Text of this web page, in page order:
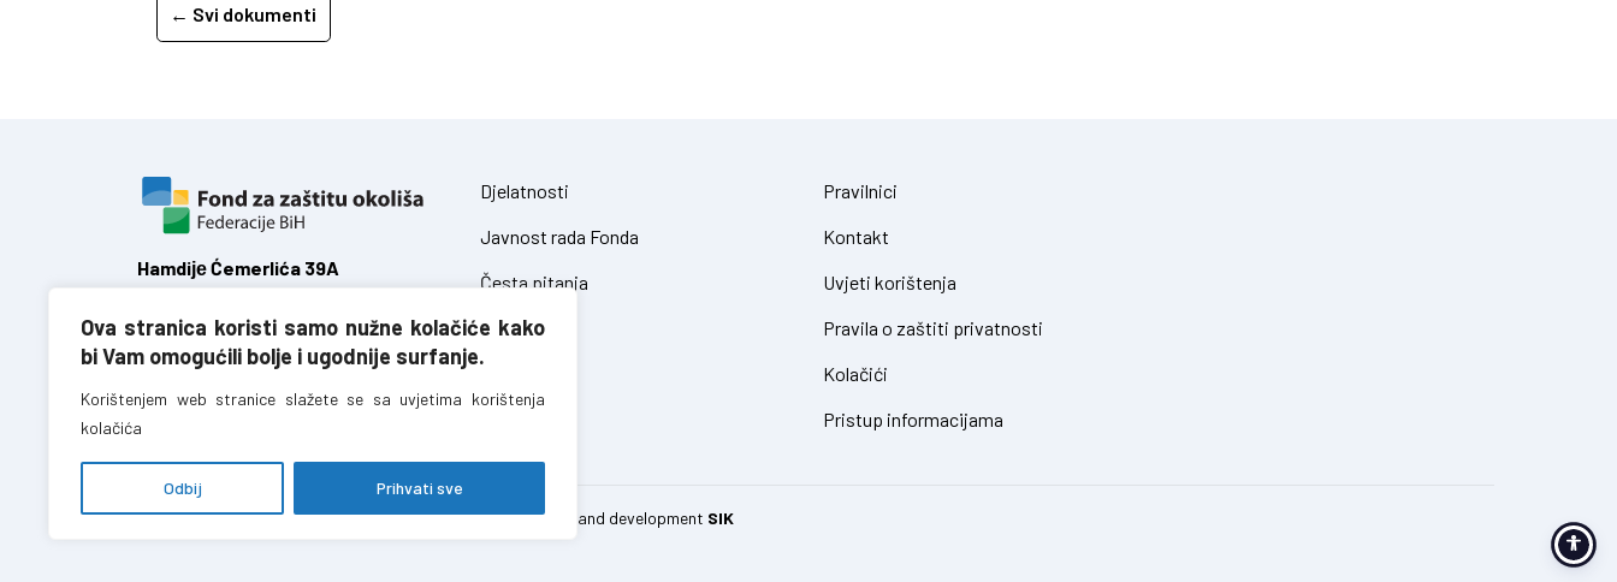
Ova stranica koristi samo nužne kolačiće kako
bi Vam omogućili bolje i ugodnije surfanje.
Korištenjem web stranice slažete se sa uvjetima korištenja
kolačića
Odbij Prihvati sve
← Svi dokumenti
Hamdiје Ćemerlića 39A
Federacija Bosne i Hercegovine
F:+387 (0)33 723 688
info@fzofbih.org.ba
Djelatnosti
Javnost rada Fonda
Česta pitanja
Zakoni
Pravilnici
Kontakt
Uvjeti korištenja
Pravila o zaštiti privatnosti
Kolačići
Pristup informacijama
Fond za zaštitu okoliša FBiH – sva prava pridržana // design and development SIK